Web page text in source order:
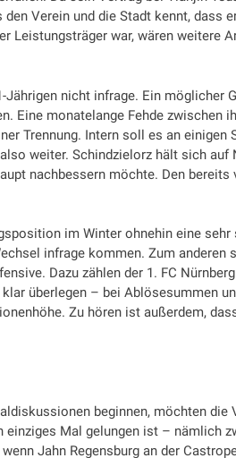
Verein und die Stadt kennt, dass
Leistungsträger war, wären weitere
nicht infrage. Ein möglicher
Eine monatelange Fehde zwischen
Trennung. Intern soll es an einigen
weiter. Schindzielorz hält sich auf
nachbessern möchte. Den bereits
im Winter ohnehin eine
infrage kommen. Zum anderen
Dazu zählen der 1. FC
überlegen – bei Ablösesummen
Zu hören ist außerdem,
beginnen, möchten die
Mal gelungen ist – nämlich
Jahn Regensburg an der